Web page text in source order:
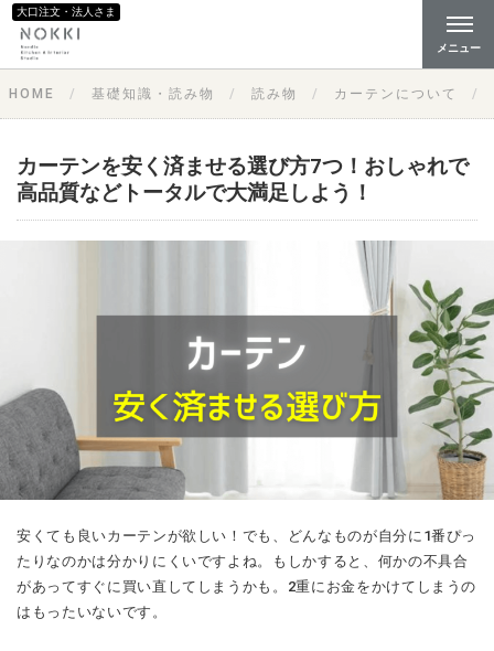
大口注文・法人さま
メニュー
HOME 基礎知識・読み物 読み物 カーテンについて
カーテンを安く済ませる選び方7つ！おしゃれで
高品質などトータルで大満足しよう！
安くても良いカーテンが欲しい！でも、どんなものが自分に1番ぴっ
たりなのかは分かりにくいですよね。もしかすると、何かの不具合
があってすぐに買い直してしまうかも。2重にお金をかけてしまうの
はもったいないです。